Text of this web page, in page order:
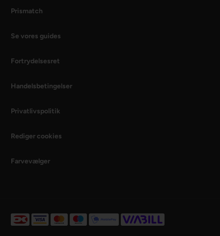
Prismatch
Se vores guides
Fortrydelsesret
Handelsbetingelser
Privatlivspolitik
Rediger cookies
Farvevælger